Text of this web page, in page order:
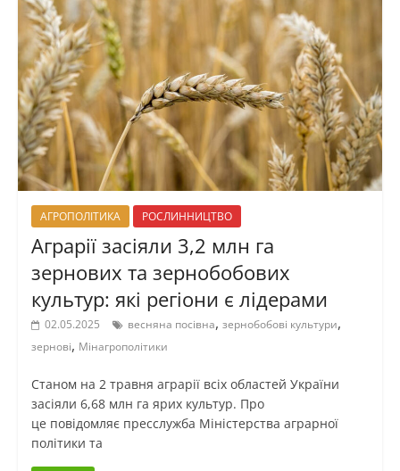
АГРОПОЛІТИКА РОСЛИННИЦТВО
Аграрії засіяли 3,2 млн га
зернових та зернобобових
культур: які регіони є лідерами
02.05.2025 весняна посівна, зернобобові культури,
зернові, Мінагрополітики
Станом на 2 травня аграрії всіх областей України
засіяли 6,68 млн га ярих культур. Про
це повідомляє пресслужба Міністерства аграрної
політики та